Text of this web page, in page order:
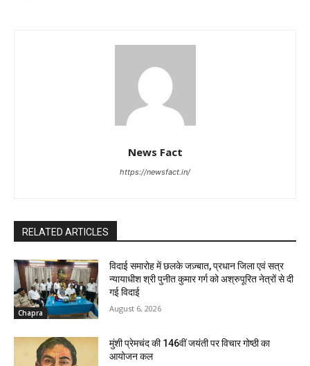
News Fact
https://newsfact.in/
RELATED ARTICLES
Chapra
विदाई समारोह में छलके जज़्बात, प्रधान जिला एवं सत्र
न्यायाधीश श्री पुनीत कुमार गर्ग को अश्रुपूरित नेत्रों से दी
गई विदाई
August 6, 2026
मुंशी प्रेमचंद की 146वीं जयंती पर विचार गोष्ठी का
आयोजन कल